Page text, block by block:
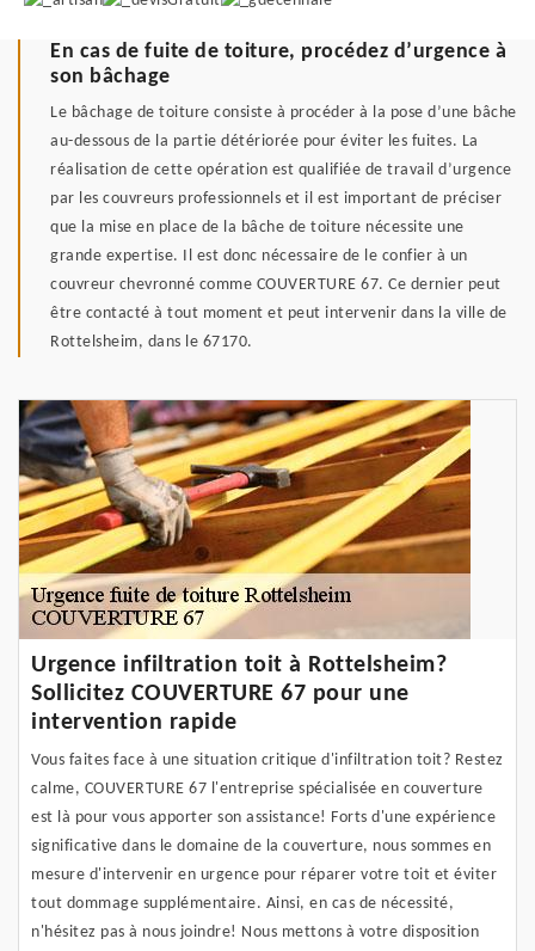
En cas de fuite de toiture, procédez d’urgence à
son bâchage
Le bâchage de toiture consiste à procéder à la pose d’une bâche
au-dessous de la partie détériorée pour éviter les fuites. La
réalisation de cette opération est qualifiée de travail d’urgence
par les couvreurs professionnels et il est important de préciser
que la mise en place de la bâche de toiture nécessite une
grande expertise. Il est donc nécessaire de le confier à un
couvreur chevronné comme COUVERTURE 67. Ce dernier peut
être contacté à tout moment et peut intervenir dans la ville de
Rottelsheim, dans le 67170.
Urgence infiltration toit à Rottelsheim?
Sollicitez COUVERTURE 67 pour une
intervention rapide
Vous faites face à une situation critique d'infiltration toit? Restez
calme, COUVERTURE 67 l'entreprise spécialisée en couverture
est là pour vous apporter son assistance! Forts d'une expérience
significative dans le domaine de la couverture, nous sommes en
mesure d'intervenir en urgence pour réparer votre toit et éviter
tout dommage supplémentaire. Ainsi, en cas de nécessité,
n'hésitez pas à nous joindre! Nous mettons à votre disposition